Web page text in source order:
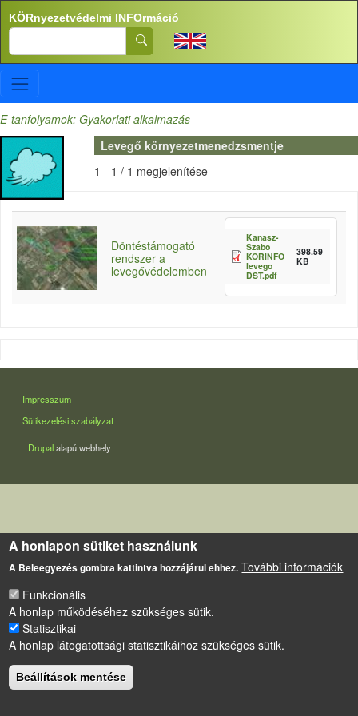
Ugrás a tartalomra
KÖRnyezetvédelmi INFOrmáció
Search
E-tanfolyamok: Gyakorlati alkalmazás
Levegő környezetmenedzsmentje
1 - 1 / 1 megjelenítése
Döntéstámogató
rendszer a
levegővédelemben
Kanasz-
Szabo
KORINFO
levego
DST.pdf
398.59
KB
LÁBLÉC
Impresszum
Sütikezelési szabályzat
Drupalalapú webhely
A honlapon sütiket használunk
A Beleegyezés gombra kattintva hozzájárul ehhez. További információk
Funkcionális
A honlap működéséhez szükséges sütik.
Statisztikai
A honlap látogatottsági statisztikáihoz szükséges sütik.
Beállítások mentése